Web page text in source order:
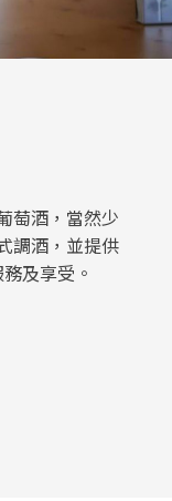
萄酒，當然少
調酒，並提供
及享受。